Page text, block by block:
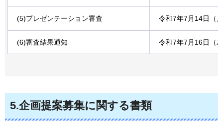
(5)プレゼンテーション審査 令和7年7月14日（
(6)審査結果通知 令和7年7月16日（
5.企画提案募集に関する書類